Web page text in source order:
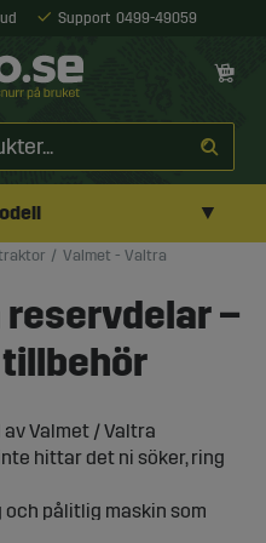
Support 0499-49059
▼
Valmet - Valtra
–
Valmet / Valtra
hittar det ni söker, ring
pålitlig maskin som